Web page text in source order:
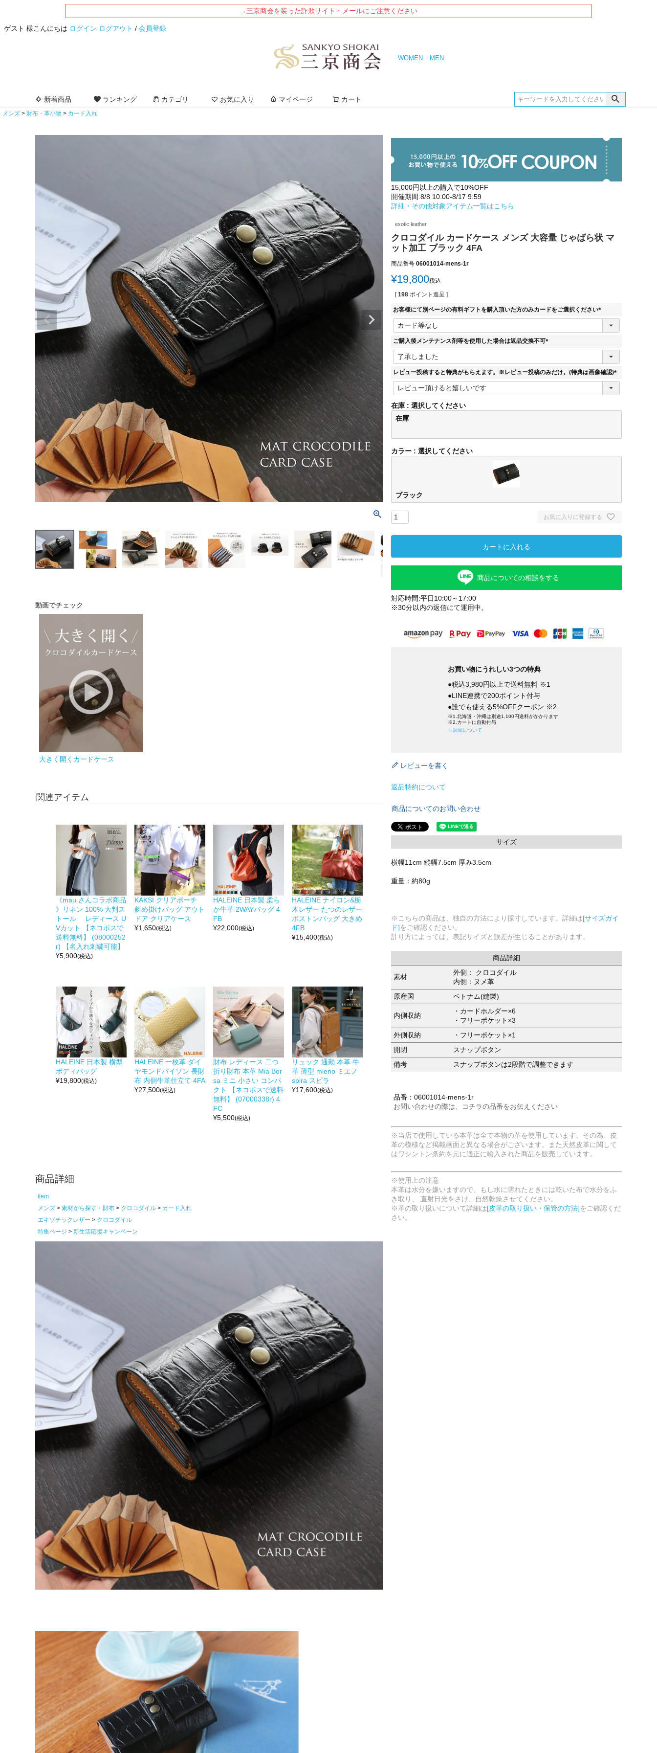
→三京商会を装った詐欺サイト・メールにご注意ください
ゲスト 様こんにちは ログイン ログアウト / 会員登録
WOMEN MEN
新着商品 ランキング カテゴリ お気に入り マイページ カート
メンズ 財布・革小物 カード入れ
ブラック
動画でチェック
大きく開くカードケース
関連アイテム
《mau.さんコラボ商品
》リネン 100% 大判ス
トール レディース U
Vカット 【ネコポスで
送料無料】 (08000252
r) 【名入れ刺繍可能】
¥5,900(税込)
KAKSI クリアポーチ
斜め掛けバッグ アウト
ドア クリアケース
¥1,650(税込)
HALEINE 日本製 柔ら
か牛革 2WAYバッグ 4
FB
¥22,000(税込)
HALEINE ナイロン&栃
木レザー たつのレザー
ボストンバッグ 大きめ
4FB
¥15,400(税込)
HALEINE 日本製 横型
ボディバッグ
¥19,800(税込)
HALEINE 一枚革 ダイ
ヤモンドパイソン 長財
布 内側牛革仕立て 4FA
¥27,500(税込)
財布 レディース 二つ
折り財布 本革 Mia Bor
sa ミニ 小さい コンパ
クト 【ネコポスで送料
無料】 (07000338r) 4
FC
¥5,500(税込)
リュック 通勤 本革 牛
革 薄型 mieno ミエノ
spira スピラ
¥17,600(税込)
商品詳細
item
メンズ
素材から探す・財布 クロコダイル
カード入れ
エキゾチックレザー
クロコダイル
特集ページ
新生活応援キャンペーン
15,000円以上の購入で10%OFF
開催期間:8/8 10:00-8/17 9:59
詳細・その他対象アイテム一覧はこちら
exotic leather
クロコダイル カードケース メンズ 大容量 じゃばら状 マ
ット加工 ブラック 4FA
商品番号 06001014-mens-1r
¥19,800税込
[ 198 ポイント進呈 ]
お客様にて別ページの有料ギフトを購入頂いた方のみカードをご選択ください
(
ご購入後メンテナンス剤等を使用した場合は返品交換不可
(
須
レビュー投稿すると特典がもらえます。※レビュー投稿のみだけ。(特典は画像確認)
(
)
在庫
選択してください
在庫
カラー 選択してください
ブラック
お気に入りに登録する
カートに入れる
商品についての相談をする
対応時間:平日10:00～17:00
※30分以内の返信にて運用中。
お買い物にうれしい3つの特典
●税込3,980円以上で送料無料 ※1
●LINE連携で200ポイント付与
●誰でも使える5%OFFクーポン ※2
※1.北海道・沖縄は別途1,100円送料がかかります
※2.カートに自動付与
→返品について
レビューを書く
返品特約について
商品についてのお問い合わせ
サイズ
横幅11cm 縦幅7.5cm 厚み3.5cm
重量：約80g
※こちらの商品は、独自の方法により採寸しています。詳細は[サイズガイ
ド]をご確認ください。
計り方によっては、表記サイズと誤差が生じることがあります。
商品詳細
素材
外側： クロコダイル
内側：ヌメ革
原産国
ベトナム(縫製)
内側収納
・カードホルダー×6
・フリーポケット×3
外側収納
・フリーポケット×1
開閉
スナップボタン
備考
スナップボタンは2段階で調整できます
品番：06001014-mens-1r
お問い合わせの際は、コチラの品番をお伝えください
※当店で使用している本革は全て本物の革を使用しています。その為、皮
革の模様など掲載画面と異なる場合がございます。また天然皮革に関して
はワシントン条約を元に適正に輸入された商品を販売しています。
※使用上の注意
本革は水分を嫌いますので、もし水に濡れたときには乾いた布で水分をふ
き取り、 直射日光をさけ、自然乾燥させてください。
※革の取り扱いについて詳細は[皮革の取り扱い・保管の方法]をご確認くだ
さい。